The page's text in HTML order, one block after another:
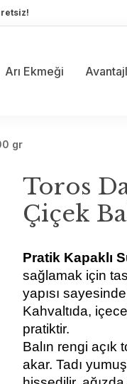
Arı Ekmeği
gr
Toros
Çiçek
Pratik Kapaklı
sağlamak için
yapısı
Kahvaltıda,
pratiktir.
Balın rengi açık
akar. Tadı